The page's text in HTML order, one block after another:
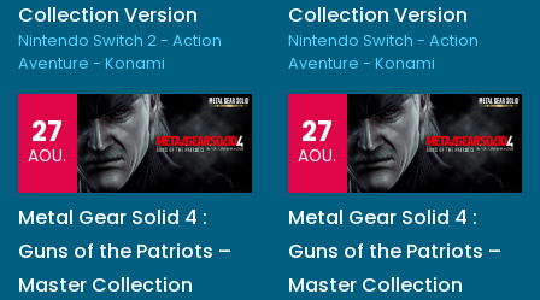
Collection Version
Nintendo Switch 2 - Action
Aventure - Konami
Collection Version
Nintendo Switch - Action
Aventure - Konami
27
AOU.
Metal Gear Solid 4 :
Guns of the Patriots –
Master Collection
27
AOU.
Metal Gear Solid 4 :
Guns of the Patriots –
Master Collection